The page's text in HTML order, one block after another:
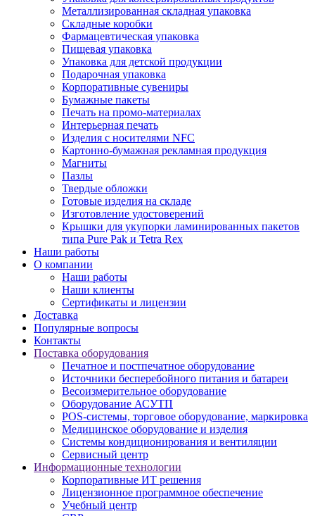
Металлизированная складная упаковка
Складные коробки
Фармацевтическая упаковка
Пищевая упаковка
Упаковка для детской продукции
Подарочная упаковка
Корпоративные сувениры
Бумажные пакеты
Печать на промо-материалах
Интерьерная печать
Изделия с носителями NFC
Картонно-бумажная рекламная продукция
Магниты
Пазлы
Твердые обложки
Готовые изделия на складе
Изготовление удостоверений
Крышки для укупорки ламинированных пакетов
типа Pure Pak и Tetra Rex
Наши работы
О компании
Наши работы
Наши клиенты
Сертификаты и лицензии
Доставка
Популярные вопросы
Контакты
Поставка оборудования
Печатное и постпечатное оборудование
Источники бесперебойного питания и батареи
Весоизмерительное оборудование
Оборудование АСУТП
POS-системы, торговое оборудование, маркировка
Медицинское оборудование и изделия
Системы кондиционирования и вентиляции
Сервисный центр
Информационные технологии
Корпоративные ИТ решения
Лицензионное программное обеспечение
Учебный центр